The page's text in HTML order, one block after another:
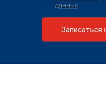
данных
Записаться